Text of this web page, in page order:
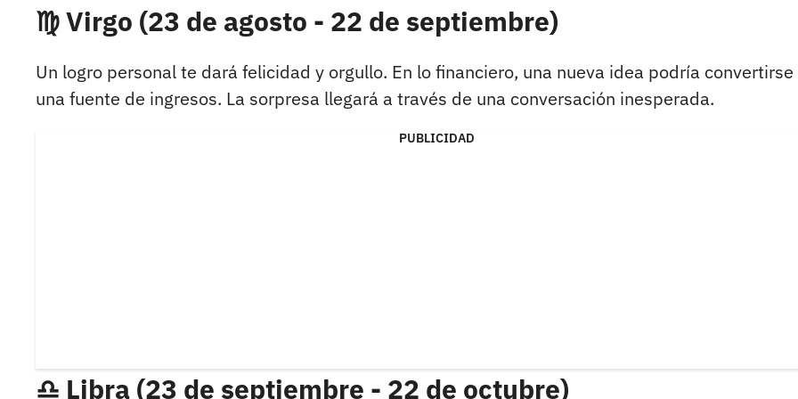
♍ Virgo (23 de agosto - 22 de septiembre)
Un logro personal te dará felicidad y orgullo. En lo financiero, una nueva idea podría convertirse
una fuente de ingresos. La sorpresa llegará a través de una conversación inesperada.
PUBLICIDAD
♎ Libra (23 de septiembre - 22 de octubre)